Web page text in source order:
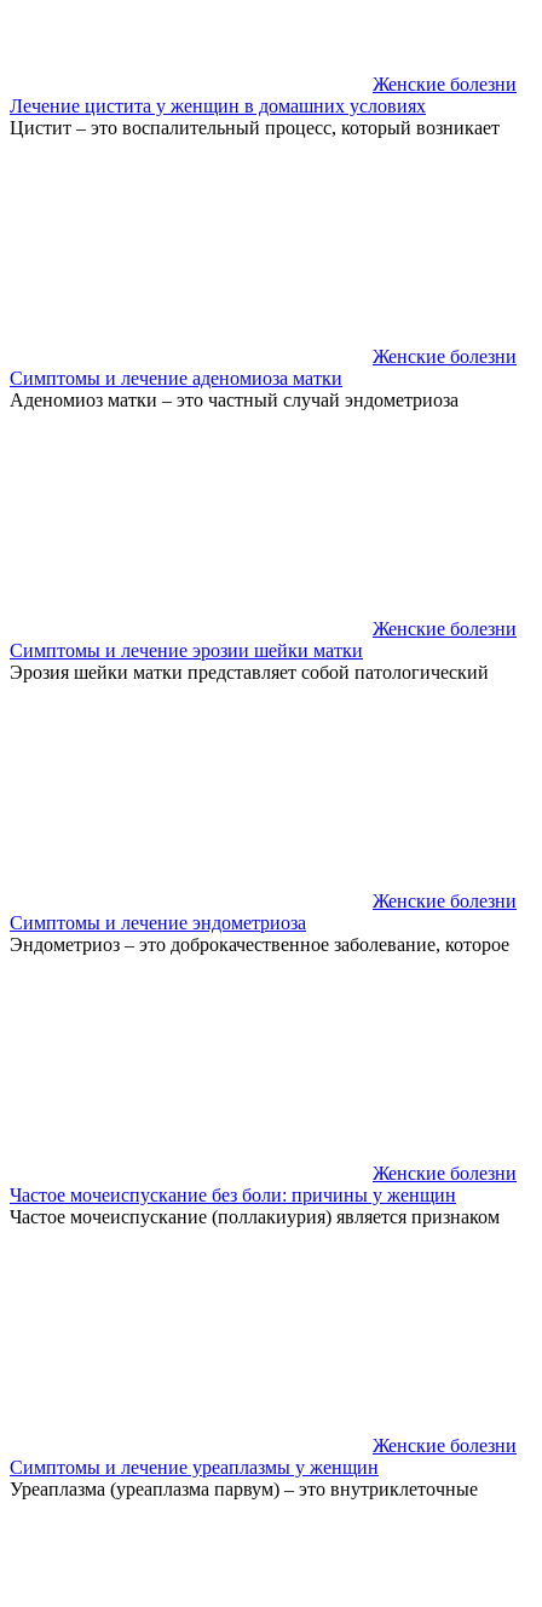
Женские болезни
Лечение цистита у женщин в домашних условиях
Цистит – это воспалительный процесс, который возникает
Женские болезни
Симптомы и лечение аденомиоза матки
Аденомиоз матки – это частный случай эндометриоза
Женские болезни
Симптомы и лечение эрозии шейки матки
Эрозия шейки матки представляет собой патологический
Женские болезни
Симптомы и лечение эндометриоза
Эндометриоз – это доброкачественное заболевание, которое
Женские болезни
Частое мочеиспускание без боли: причины у женщин
Частое мочеиспускание (поллакиурия) является признаком
Женские болезни
Симптомы и лечение уреаплазмы у женщин
Уреаплазма (уреаплазма парвум) – это внутриклеточные